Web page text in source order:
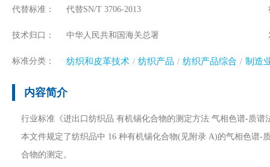
代替标准： 代替SN/T 3706-2013
技术归口： 中华人民共和国海关总署
标准分类： 纺织和皮革技术 纺织产品 纺织产品综合 制造
内容简介
行业标准《进出口纺织品 有机锡化合物的测定方法 气相色谱-质
本文件规定了纺织品中 16 种有机锡化合物(见附录 A)的气相色谱-
合物的测定。